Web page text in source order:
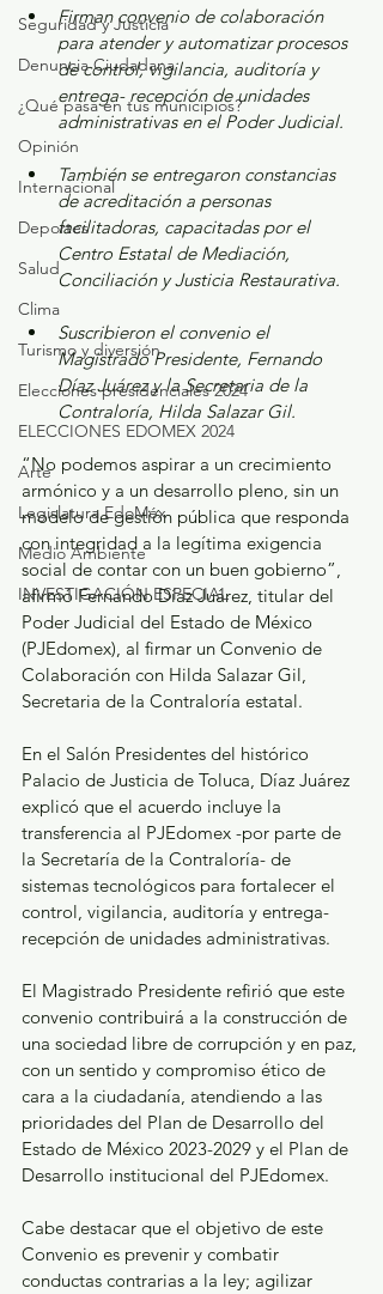
Seguridad y Justicia
Denuncia Ciudadana
¿Qué pasa en tus municipios?
Opinión
Internacional
Deportes
Salud
Clima
Turismo y diversión
Elecciones presidenciales 2024
ELECCIONES EDOMEX 2024
Arte
Legislatura EdoMéx
Medio Ambiente
INVESTIGACIÓN ESPECIAL
Firman convenio de colaboración
para atender y automatizar procesos
de control, vigilancia, auditoría y
entrega- recepción de unidades
administrativas en el Poder Judicial.
También se entregaron constancias
de acreditación a personas
facilitadoras, capacitadas por el
Centro Estatal de Mediación,
Conciliación y Justicia Restaurativa.
Suscribieron el convenio el
Magistrado Presidente, Fernando
Díaz Juárez y la Secretaria de la
Contraloría, Hilda Salazar Gil.
“No podemos aspirar a un crecimiento
armónico y a un desarrollo pleno, sin un
modelo de gestión pública que responda
con integridad a la legítima exigencia
social de contar con un buen gobierno”,
afirmó Fernando Díaz Juárez, titular del
Poder Judicial del Estado de México
(PJEdomex), al firmar un Convenio de
Colaboración con Hilda Salazar Gil,
Secretaria de la Contraloría estatal.
En el Salón Presidentes del histórico
Palacio de Justicia de Toluca, Díaz Juárez
explicó que el acuerdo incluye la
transferencia al PJEdomex -por parte de
la Secretaría de la Contraloría- de
sistemas tecnológicos para fortalecer el
control, vigilancia, auditoría y entrega-
recepción de unidades administrativas.
El Magistrado Presidente refirió que este
convenio contribuirá a la construcción de
una sociedad libre de corrupción y en paz,
con un sentido y compromiso ético de
cara a la ciudadanía, atendiendo a las
prioridades del Plan de Desarrollo del
Estado de México 2023-2029 y el Plan de
Desarrollo institucional del PJEdomex.
Cabe destacar que el objetivo de este
Convenio es prevenir y combatir
conductas contrarias a la ley; agilizar